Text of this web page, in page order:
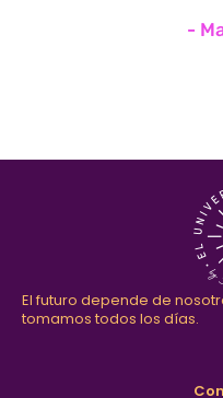
-
El futuro depende de
tomamos todos los días.